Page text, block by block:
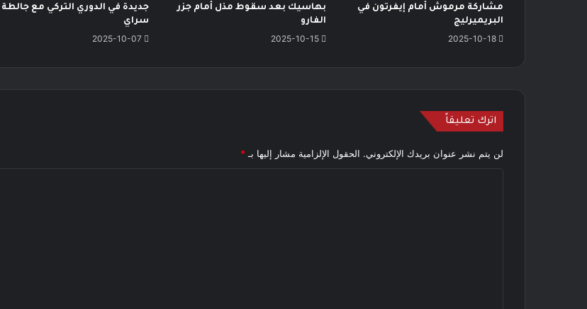
مشاركة مرموش أمام إيفرتون في
البريميرليج
2025-10-18
بهاسيك بعد سقوط مذل أمام جزر
الفارو
2025-10-15
جديدة في الدوري التركي مع جالطة
سراي
2025-10-07
اترك تعليقاً
لن يتم نشر عنوان بريدك الإلكتروني. الحقول الإلزامية مشار إليها بـ *